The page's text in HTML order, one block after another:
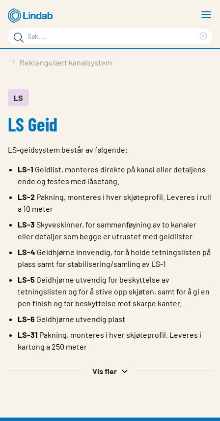
hovedinnhold
Søkeord
Søk
på
Last ned
Om Lindab
Logg inn
Choose languge
Rektangulært kanalsystem
LS
LS Geid
LS-geidsystem består av følgende:
LS-1 Geidlist, monteres direkte på kanal eller detaljens
ende og festes med låsetang.
LS-2 Pakning, monteres i hver skjøteprofil. Leveres i rull
a 10 meter
LS-3 Skyveskinner, for sammenføyning av to kanaler
eller detaljer som begge er utrustet med geidlister
LS-4 Geidhjørne innvendig, for å holde tetningslisten på
plass samt for stabilisering/samling av LS-1
LS-5 Geidhjørne utvendig for beskyttelse av
tetningslisten og for å stive opp skjøten, samt for å gi en
pen finish og for beskyttelse mot skarpe kanter.
LS-6 Geidhjørne utvendig plast
LS-31 Pakning, monteres i hver skjøteprofil. Leveres i
kartong a 250 meter
Vis fler